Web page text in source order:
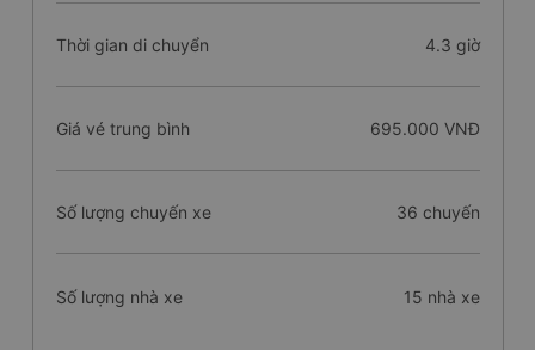
Thời gian di chuyển 4.3 giờ
Giá vé trung bình 695.000 VNĐ
Số lượng chuyến xe 36 chuyến
Số lượng nhà xe 15 nhà xe